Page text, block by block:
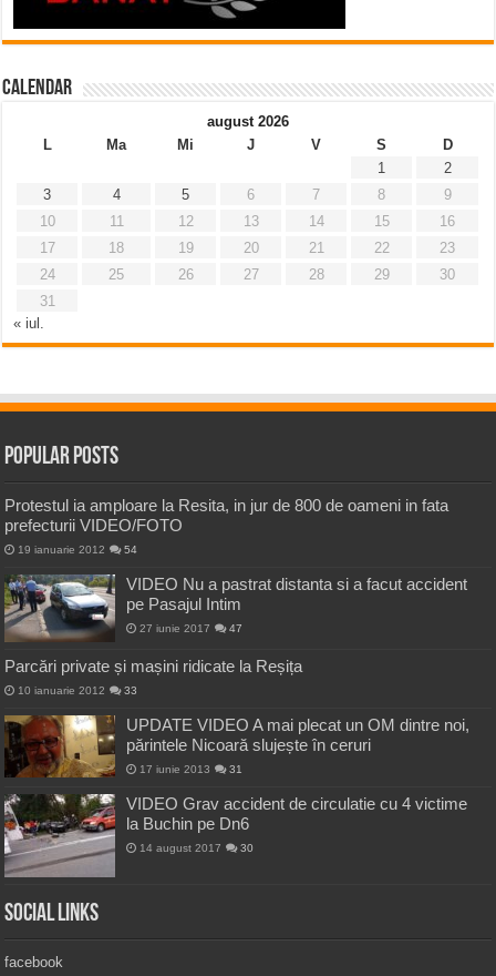
Calendar
august 2026
L
Ma Mi J V S
D
1
2
3
4 5 6 7 8
9
10
11 12 13 14 15
16
17
18 19 20 21 22
23
24
25 26 27 28 29
30
31
« iul.
Popular Posts
Protestul ia amploare la Resita, in jur de 800 de oameni in fata
prefecturii VIDEO/FOTO
19 ianuarie 2012 54
VIDEO Nu a pastrat distanta si a facut accident
pe Pasajul Intim
27 iunie 2017 47
Parcări private și mașini ridicate la Reșița
10 ianuarie 2012 33
UPDATE VIDEO A mai plecat un OM dintre noi,
părintele Nicoară slujește în ceruri
17 iunie 2013 31
VIDEO Grav accident de circulatie cu 4 victime
la Buchin pe Dn6
14 august 2017 30
Social Links
facebook